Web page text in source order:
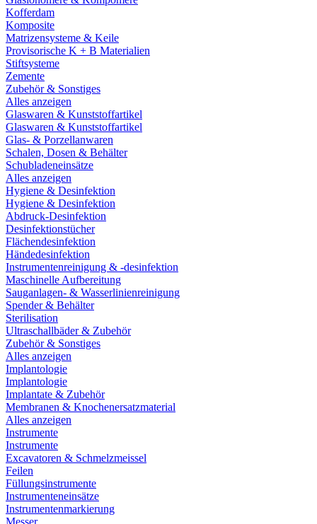
Kofferdam
Komposite
Matrizensysteme & Keile
Provisorische K + B Materialien
Stiftsysteme
Zemente
Zubehör & Sonstiges
Alles anzeigen
Glaswaren & Kunststoffartikel
Glaswaren & Kunststoffartikel
Glas- & Porzellanwaren
Schalen, Dosen & Behälter
Schubladeneinsätze
Alles anzeigen
Hygiene & Desinfektion
Hygiene & Desinfektion
Abdruck-Desinfektion
Desinfektionstücher
Flächendesinfektion
Händedesinfektion
Instrumentenreinigung & -desinfektion
Maschinelle Aufbereitung
Sauganlagen- & Wasserlinienreinigung
Spender & Behälter
Sterilisation
Ultraschallbäder & Zubehör
Zubehör & Sonstiges
Alles anzeigen
Implantologie
Implantologie
Implantate & Zubehör
Membranen & Knochenersatzmaterial
Alles anzeigen
Instrumente
Instrumente
Excavatoren & Schmelzmeissel
Feilen
Füllungsinstrumente
Instrumenteneinsätze
Instrumentenmarkierung
Messer